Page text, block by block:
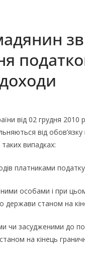
від 02 грудня 2010
від
випадках:
платниками податку,
особами і при
держави станом на
засудженими до
на кінець